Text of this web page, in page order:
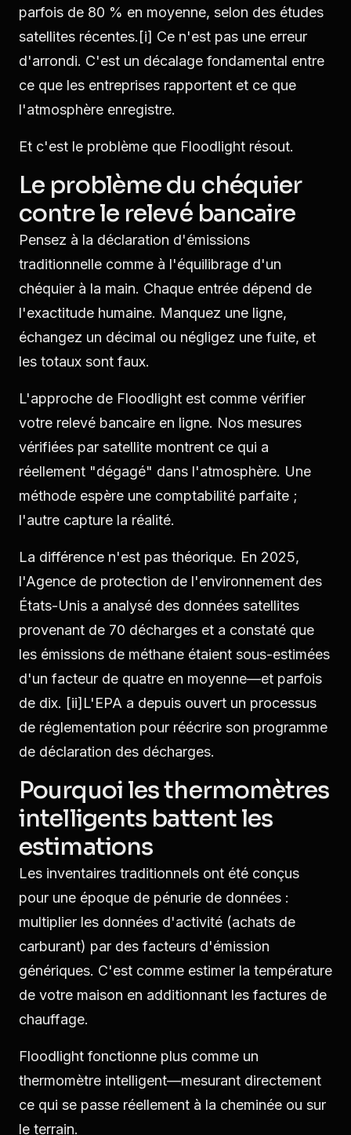
parfois de 80 % en moyenne, selon des études
satellites récentes. [i] Ce n'est pas une erreur
d'arrondi. C'est un décalage fondamental entre
ce que les entreprises rapportent et ce que
l'atmosphère enregistre.
Et c'est le problème que Floodlight résout.
Le problème du chéquier
contre le relevé bancaire
Pensez à la déclaration d'émissions
traditionnelle comme à l'équilibrage d'un
chéquier à la main. Chaque entrée dépend de
l'exactitude humaine. Manquez une ligne,
échangez un décimal ou négligez une fuite, et
les totaux sont faux.
L'approche de Floodlight est comme vérifier
votre relevé bancaire en ligne. Nos mesures
vérifiées par satellite montrent ce qui a
réellement "dégagé" dans l'atmosphère. Une
méthode espère une comptabilité parfaite ;
l'autre capture la réalité.
La différence n'est pas théorique. En 2025,
l'Agence de protection de l'environnement des
États-Unis a analysé des données satellites
provenant de 70 décharges et a constaté que
les émissions de méthane étaient sous-estimées
d'un facteur de quatre en moyenne—et parfois
de dix. [ii] L'EPA a depuis ouvert un processus
de réglementation pour réécrire son programme
de déclaration des décharges.
Pourquoi les thermomètres
intelligents battent les
estimations
Les inventaires traditionnels ont été conçus
pour une époque de pénurie de données :
multiplier les données d'activité (achats de
carburant) par des facteurs d'émission
génériques. C'est comme estimer la température
de votre maison en additionnant les factures de
chauffage.
Floodlight fonctionne plus comme un
thermomètre intelligent—mesurant directement
ce qui se passe réellement à la cheminée ou sur
le terrain.